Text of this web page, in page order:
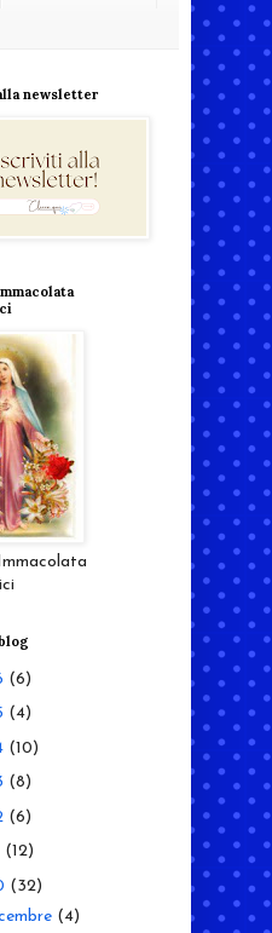
newsletter
(6)
(4)
(10)
(8)
(6)
(12)
(32)
(4)